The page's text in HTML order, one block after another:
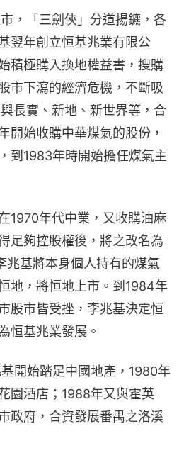
，「三劍俠」分道揚鑣，各
翌年創立恒基兆業有限公
積極購入換地權益書，搜購
市下瀉的經濟危機，不斷吸
長實、新地、新世界等，合
開始收購中華煤氣的股份，
到1983年時開始擔任煤氣主
1970年代中業，又收購油麻
足夠控股權後，將之改名為
兆基將本身個人持有的煤氣
地，將恒地上市。到1984年
股市皆受挫，李兆基決定恒
恒基兆業發展。
開始踏足中國地產，1980年
園酒店；1988年又與霍英
政府，合資發展番禺之洛溪